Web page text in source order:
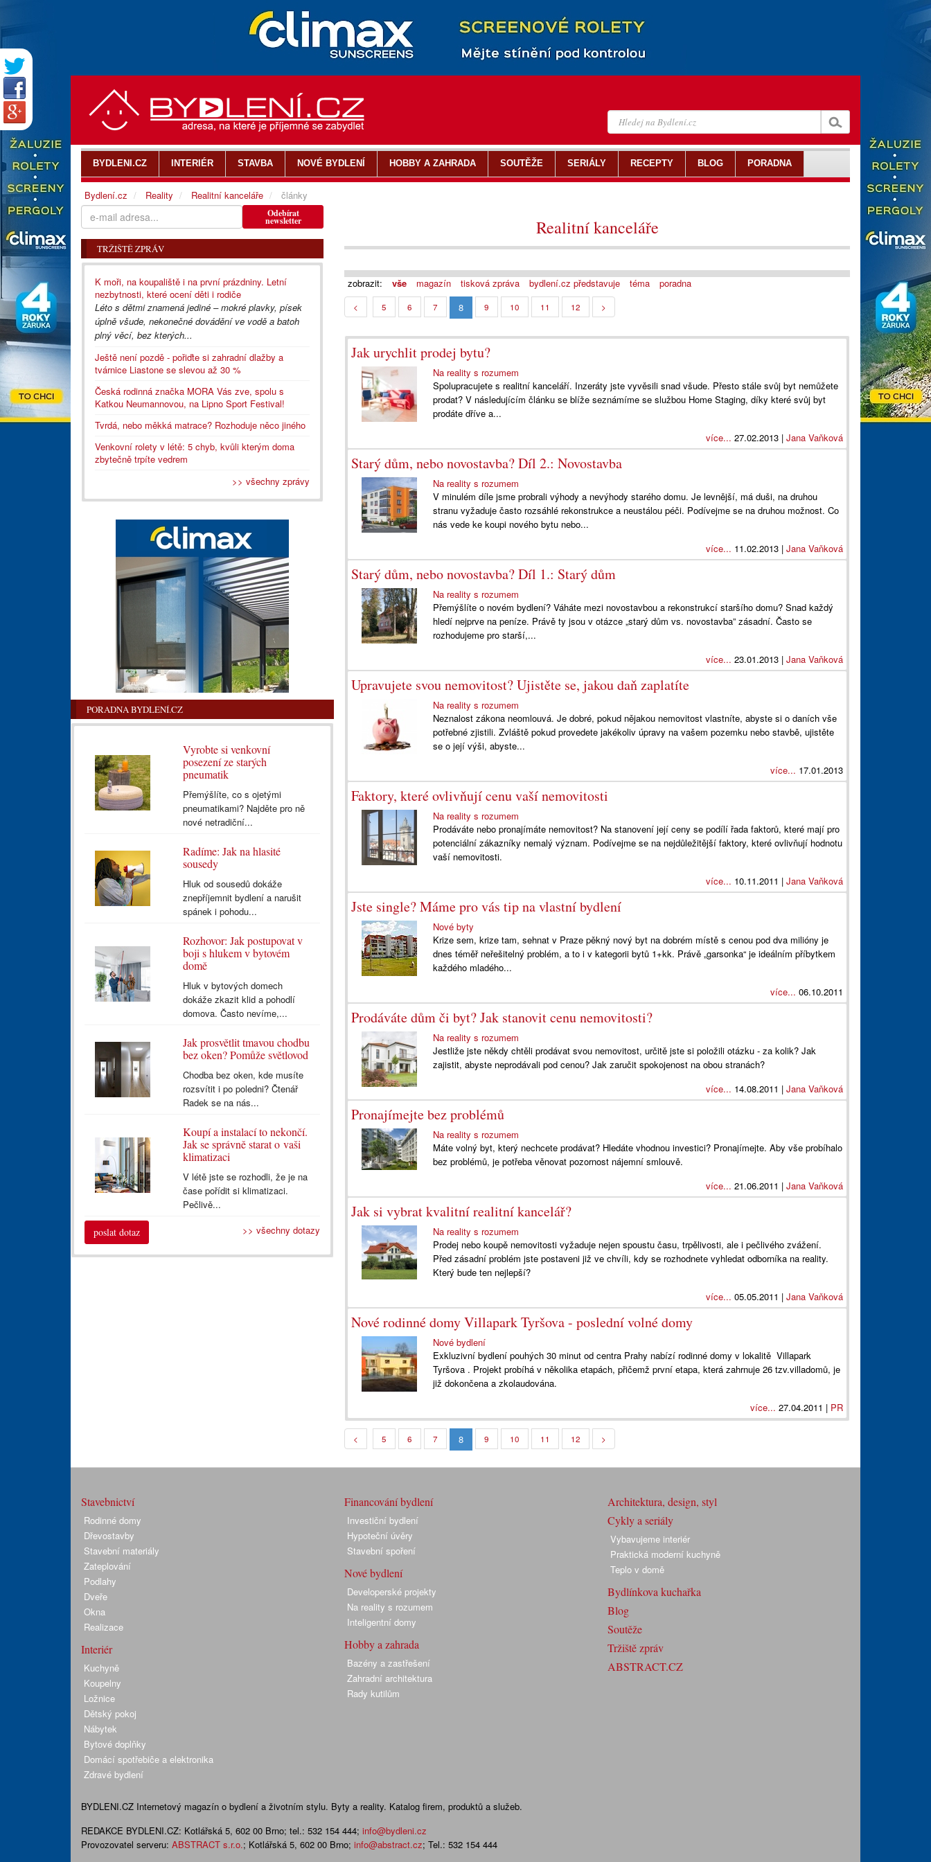
Realitní kanceláře
zobrazit: vše magazín tisková zpráva bydlení.cz představuje téma poradna
< 5 6 7 8 9 10 11 12 >
Jak urychlit prodej bytu?
Na reality s rozumem
Spolupracujete s realitní kanceláří. Inzeráty jste vyvěsili snad všude. Přesto stále svůj byt nemůžete
prodat? V následujícím článku se blíže seznámíme se službou Home Staging, díky které svůj byt
prodáte dříve a...
více... 27.02.2013 | Jana Vaňková
Starý dům, nebo novostavba? Díl 2.: Novostavba
Na reality s rozumem
V minulém díle jsme probrali výhody a nevýhody starého domu. Je levnější, má duši, na druhou
stranu vyžaduje často rozsáhlé rekonstrukce a neustálou péči. Podívejme se na druhou možnost. Co
nás vede ke koupi nového bytu nebo...
více... 11.02.2013 | Jana Vaňková
Starý dům, nebo novostavba? Díl 1.: Starý dům
Na reality s rozumem
Přemýšlíte o novém bydlení? Váháte mezi novostavbou a rekonstrukcí staršího domu? Snad každý
hledí nejprve na peníze. Právě ty jsou v otázce „starý dům vs. novostavba” zásadní. Často se
rozhodujeme pro starší,...
více... 23.01.2013 | Jana Vaňková
Upravujete svou nemovitost? Ujistěte se, jakou daň zaplatíte
Na reality s rozumem
Neznalost zákona neomlouvá. Je dobré, pokud nějakou nemovitost vlastníte, abyste si o daních vše
potřebné zjistili. Zvláště pokud provedete jakékoliv úpravy na vašem pozemku nebo stavbě, ujistěte
se o její výši, abyste...
více... 17.01.2013
Faktory, které ovlivňují cenu vaší nemovitosti
Na reality s rozumem
Prodáváte nebo pronajímáte nemovitost? Na stanovení její ceny se podílí řada faktorů, které mají pro
potenciální zákazníky nemalý význam. Podívejme se na nejdůležitější faktory, které ovlivňují hodnotu
vaší nemovitosti.
více... 10.11.2011 | Jana Vaňková
Jste single? Máme pro vás tip na vlastní bydlení
Nové byty
Krize sem, krize tam, sehnat v Praze pěkný nový byt na dobrém místě s cenou pod dva milióny je
dnes téměř neřešitelný problém, a to i v kategorii bytů 1+kk. Právě „garsonka“ je ideálním příbytkem
každého mladého...
více... 06.10.2011
Prodáváte dům či byt? Jak stanovit cenu nemovitosti?
Na reality s rozumem
Jestliže jste někdy chtěli prodávat svou nemovitost, určitě jste si položili otázku - za kolik? Jak
zajistit, abyste neprodávali pod cenou? Jak zaručit spokojenost na obou stranách?
více... 14.08.2011 | Jana Vaňková
Pronajímejte bez problémů
Na reality s rozumem
Máte volný byt, který nechcete prodávat? Hledáte vhodnou investici? Pronajímejte. Aby vše probíhalo
bez problémů, je potřeba věnovat pozornost nájemní smlouvě.
více... 21.06.2011 | Jana Vaňková
Jak si vybrat kvalitní realitní kancelář?
Na reality s rozumem
Prodej nebo koupě nemovitosti vyžaduje nejen spoustu času, trpělivosti, ale i pečlivého zvážení.
Před zásadní problém jste postaveni již ve chvíli, kdy se rozhodnete vyhledat odborníka na reality.
Který bude ten nejlepší?
více... 05.05.2011 | Jana Vaňková
Nové rodinné domy Villapark Tyršova - poslední volné domy
Nové bydlení
Exkluzivní bydlení pouhých 30 minut od centra Prahy nabízí rodinné domy v lokalitě Villapark
Tyršova . Projekt probíhá v několika etapách, přičemž první etapa, která zahrnuje 26 tzv.villadomů, je
již dokončena a zkolaudována.
více... 27.04.2011 | PR
< 5 6 7 8 9 10 11 12 >
Odebírat
newsletter
TRŽIŠTĚ ZPRÁV
K moři, na koupaliště i na první prázdniny. Letní
nezbytnosti, které ocení děti i rodiče
Léto s dětmi znamená jediné – mokré plavky, písek
úplně všude, nekonečné dovádění ve vodě a batoh
plný věcí, bez kterých...
Ještě není pozdě - pořiďte si zahradní dlažby a
tvárnice Liastone se slevou až 30 %
Česká rodinná značka MORA Vás zve, spolu s
Katkou Neumannovou, na Lipno Sport Festival!
Tvrdá, nebo měkká matrace? Rozhoduje něco jiného
Venkovní rolety v létě: 5 chyb, kvůli kterým doma
zbytečně trpíte vedrem
>> všechny zprávy
PORADNA BYDLENÍ.CZ
Vyrobte si venkovní
posezení ze starých
pneumatik
Přemýšlíte, co s ojetými
pneumatikami? Najděte pro ně
nové netradiční...
Radíme: Jak na hlasité
sousedy
Hluk od sousedů dokáže
znepříjemnit bydlení a narušit
spánek i pohodu...
Rozhovor: Jak postupovat v
boji s hlukem v bytovém
domě
Hluk v bytových domech
dokáže zkazit klid a pohodlí
domova. Často nevíme,...
Jak prosvětlit tmavou chodbu
bez oken? Pomůže světlovod
Chodba bez oken, kde musíte
rozsvítit i po poledni? Čtenář
Radek se na nás...
Koupí a instalací to nekončí.
Jak se správně starat o vaši
klimatizaci
V létě jste se rozhodli, že je na
čase pořídit si klimatizaci.
Pečlivě...
poslat dotaz >> všechny dotazy
BYDLENI.CZ INTERIÉR STAVBA NOVÉ BYDLENÍ HOBBY A ZAHRADA SOUTĚŽE SERIÁLY RECEPTY BLOG PORADNA
Bydlení.cz Reality Realitní kanceláře články
Stavebnictví
Rodinné domy
Dřevostavby
Stavební materiály
Zateplování
Podlahy
Dveře
Okna
Realizace
Interiér
Kuchyně
Koupelny
Ložnice
Dětský pokoj
Nábytek
Bytové doplňky
Domácí spotřebiče a elektronika
Zdravé bydlení
Financování bydlení
Investiční bydlení
Hypoteční úvěry
Stavební spoření
Nové bydlení
Developerské projekty
Na reality s rozumem
Inteligentní domy
Hobby a zahrada
Bazény a zastřešení
Zahradní architektura
Rady kutilům
Architektura, design, styl
Cykly a seriály
Vybavujeme interiér
Praktická moderní kuchyně
Teplo v domě
Bydlínkova kuchařka
Blog
Soutěže
Tržiště zpráv
ABSTRACT.CZ
BYDLENI.CZ Internetový magazín o bydlení a životním stylu. Byty a reality. Katalog firem, produktů a služeb.
REDAKCE BYDLENI.CZ: Kotlářská 5, 602 00 Brno; tel.: 532 154 444; info@bydleni.cz
Provozovatel serveru: ABSTRACT s.r.o.; Kotlářská 5, 602 00 Brno; info@abstract.cz; Tel.: 532 154 444